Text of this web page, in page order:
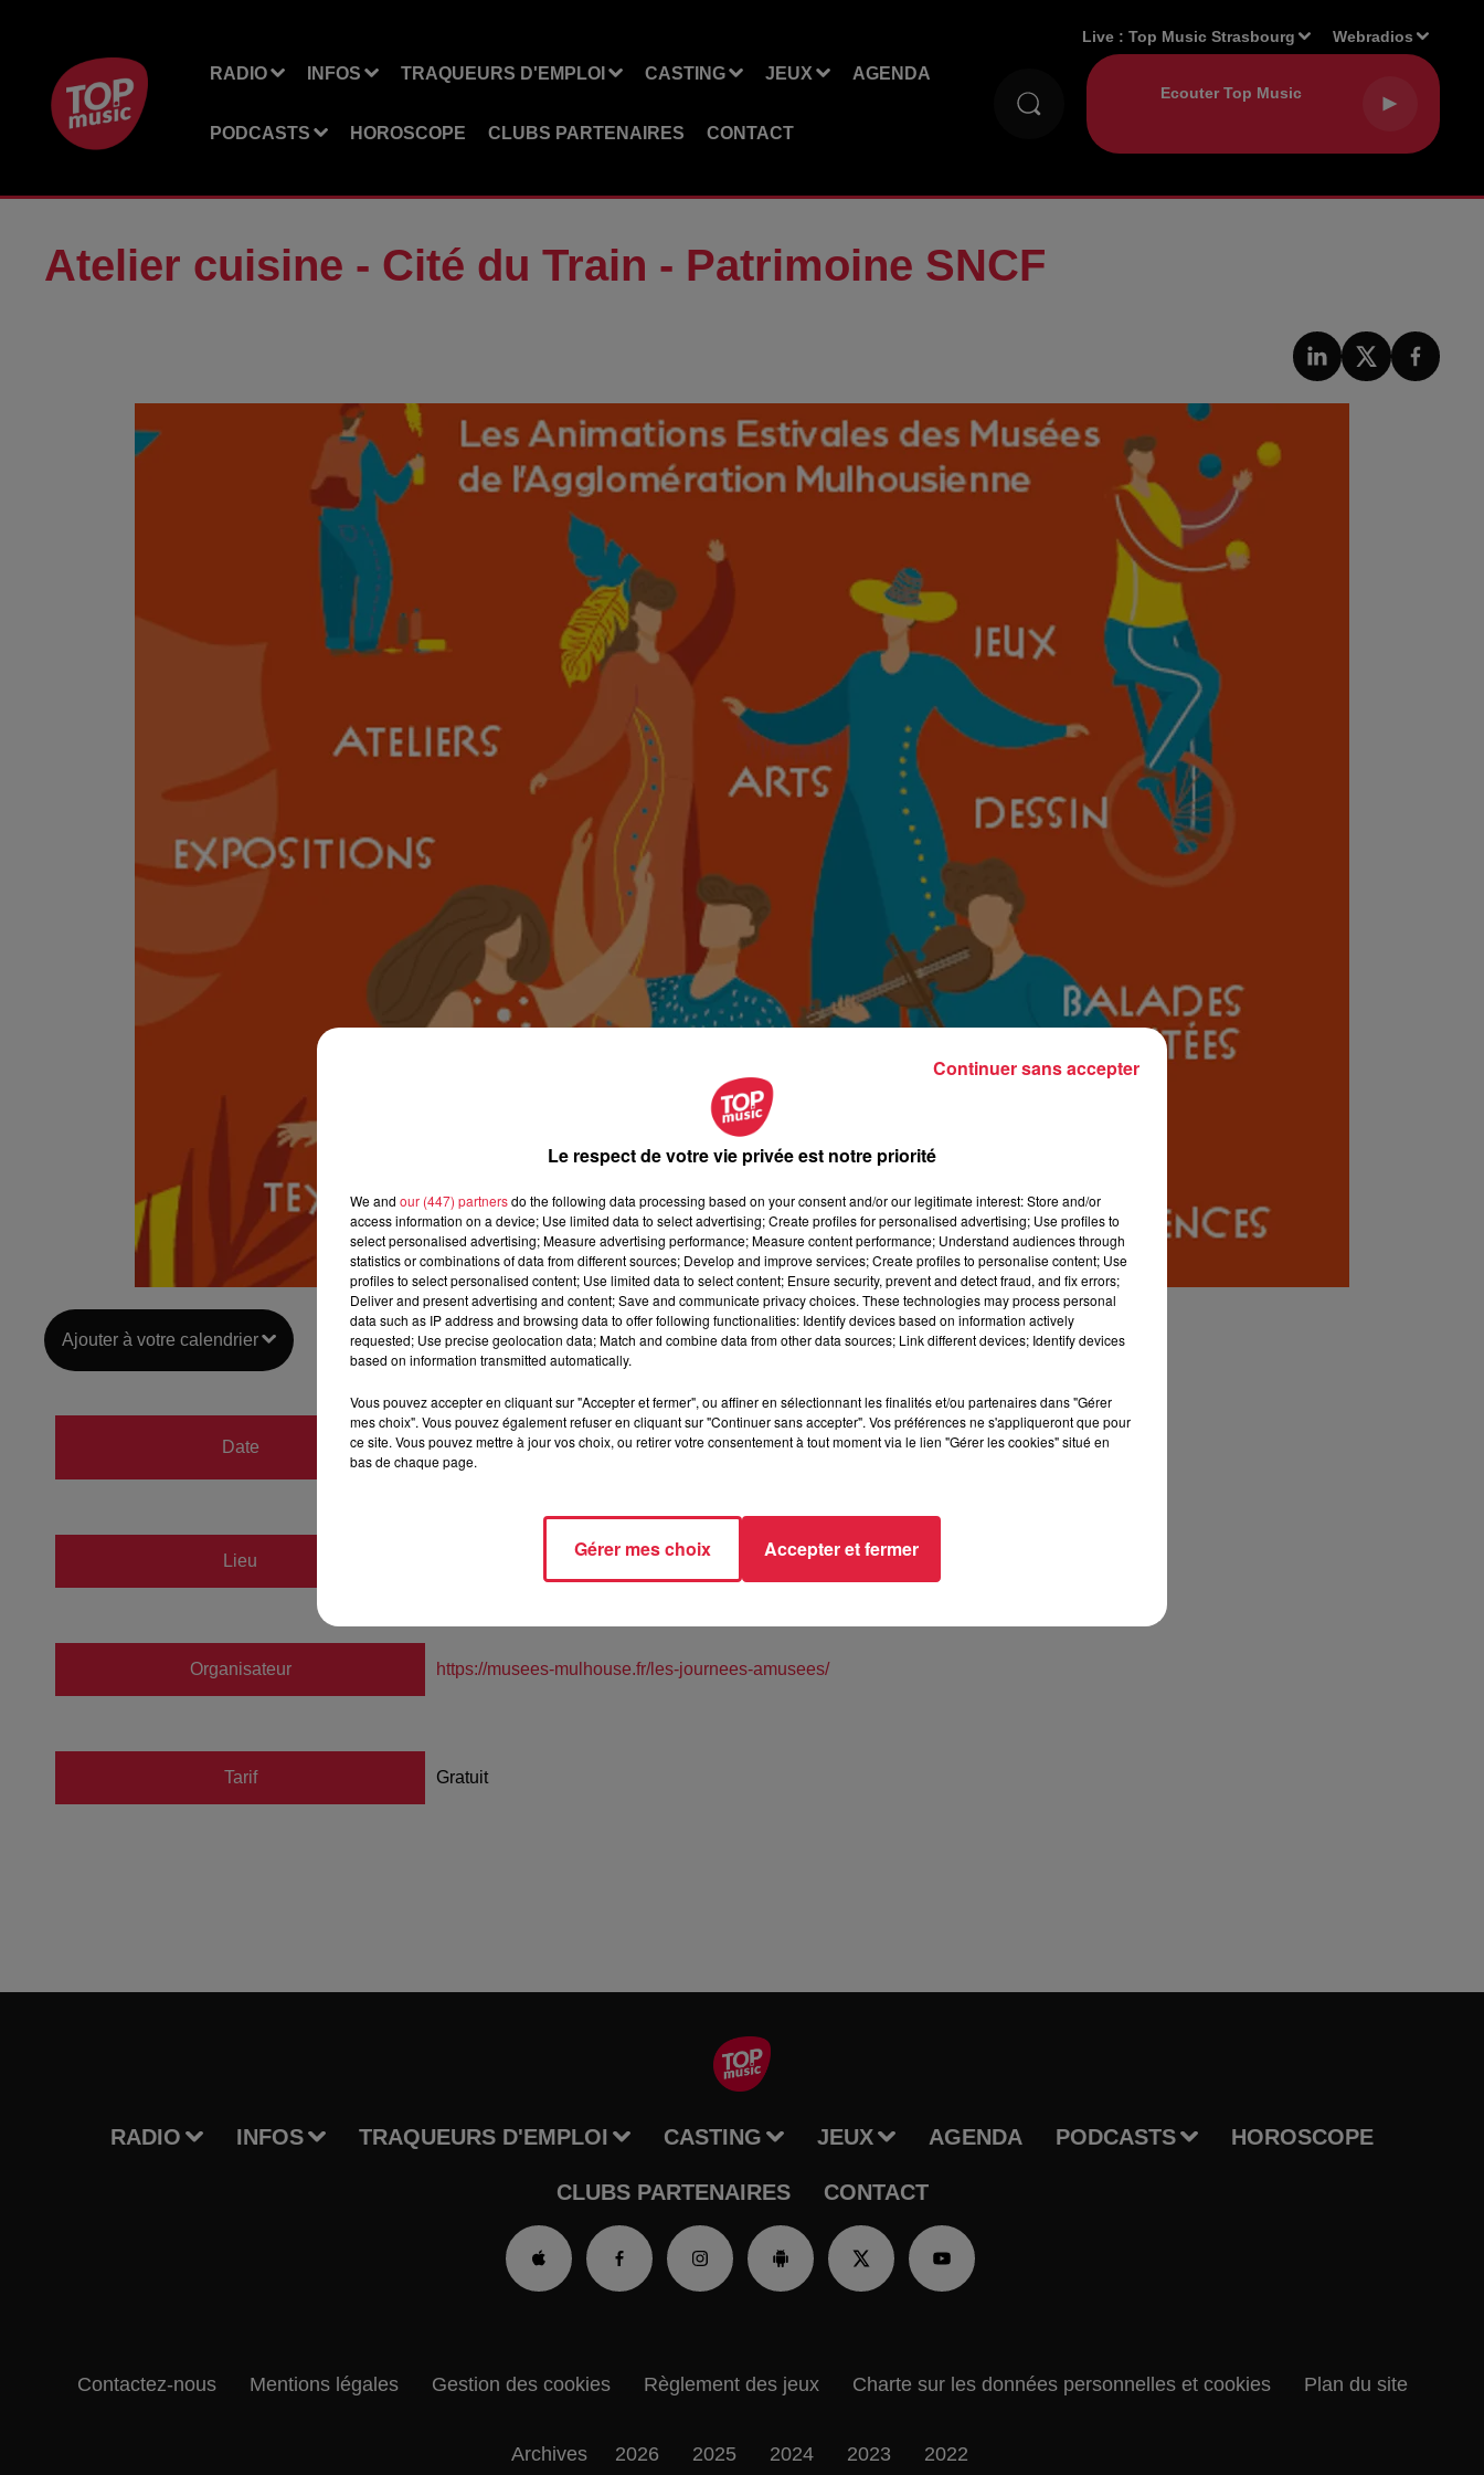
RADIO INFOS TRAQUEURS D'EMPLOI CASTING JEUX AGENDA
PODCASTS HOROSCOPE CLUBS PARTENAIRES CONTACT
Live :Top Music Strasbourg Webradios
Atelier cuisine - Cité du Train - Patrimoine SNCF
Ajouter à votre calendrier
Date
du21 juillet 2021 à 0h00
au21 juillet 2021 à 0h00
Lieu
Organisateur https://musees-mulhouse.fr/les-journees-amusees/
Tarif Gratuit
RADIO INFOS TRAQUEURS D'EMPLOI CASTING JEUX AGENDA PODCASTS HOROSCOPE
CLUBS PARTENAIRES CONTACT
Contactez-nous Mentions légales Gestion des cookies Règlement des jeux Charte sur les données personnelles et cookies Plan du site
Archives 2026 2025 2024 2023 2022
Le respect de votre vie privée est notre priorité
We and our (447) partnersdo the following data processing based on your consent and/or our legitimate interest: Store and/or
access information on a device; Use limited data to select advertising; Create profiles for personalised advertising; Use profiles to
select personalised advertising; Measure advertising performance; Measure content performance; Understand audiences through
statistics or combinations of data from different sources; Develop and improve services; Create profiles to personalise content; Use
profiles to select personalised content; Use limited data to select content; Ensure security, prevent and detect fraud, and fix errors;
Deliver and present advertising and content; Save and communicate privacy choices. These technologies may process personal
data such as IP address and browsing data to offer following functionalities: Identify devices based on information actively
requested; Use precise geolocation data; Match and combine data from other data sources; Link different devices; Identify devices
based on information transmitted automatically.
Vous pouvez accepter en cliquant sur "Accepter et fermer", ou affiner en sélectionnant les finalités et/ou partenaires dans "Gérer
mes choix". Vous pouvez également refuser en cliquant sur "Continuer sans accepter". Vos préférences ne s'appliqueront que pour
ce site. Vous pouvez mettre à jour vos choix, ou retirer votre consentement à tout moment via le lien "Gérer les cookies" situé en
bas de chaque page.
Gérer mes choix Accepter et fermer
Continuer sans accepter